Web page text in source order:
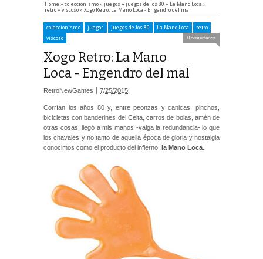
Home » coleccionismo » juegos » juegos de los 80 » La Mano Loca »
retro » viscoso » Xogo Retro: La Mano Loca - Engendro del mal
coleccionismo juegos juegos de los 80 La Mano Loca
retro
viscoso
0 comentarios
Xogo Retro: La Mano
Loca - Engendro del mal
7/25/2015
RetroNewGames
Corrían los años 80 y, entre peonzas y canicas, pinchos,
bicicletas con banderines del Celta, carros de bolas, amén de
otras cosas, llegó a mis manos -valga la redundancia- lo que
los chavales y no tanto de aquella época de gloria y nostalgia
conocimos como el producto del infierno, la Mano Loca